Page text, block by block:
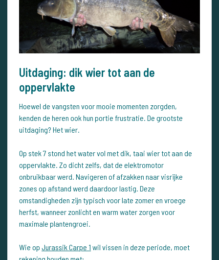
Uitdaging: dik wier tot aan de
oppervlakte
Hoewel de vangsten voor mooie momenten zorgden,
kenden de heren ook hun portie frustratie. De grootste
uitdaging? Het wier.
Op stek 7 stond het water vol met dik, taai wier tot aan de
oppervlakte. Zo dicht zelfs, dat de elektromotor
onbruikbaar werd. Navigeren of afzakken naar visrijke
zones op afstand werd daardoor lastig. Deze
omstandigheden zijn typisch voor late zomer en vroege
herfst, wanneer zonlicht en warm water zorgen voor
maximale plantengroei.
Wie op Jurassik Carpe 1 wil vissen in deze periode, moet